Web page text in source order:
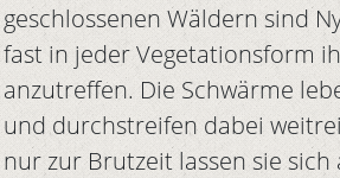
geschlossenen Wäldern sind
fast in jeder Vegetationsform
anzutreffen. Die Schwärme
und durchstreifen dabei
nur zur Brutzeit lassen sie